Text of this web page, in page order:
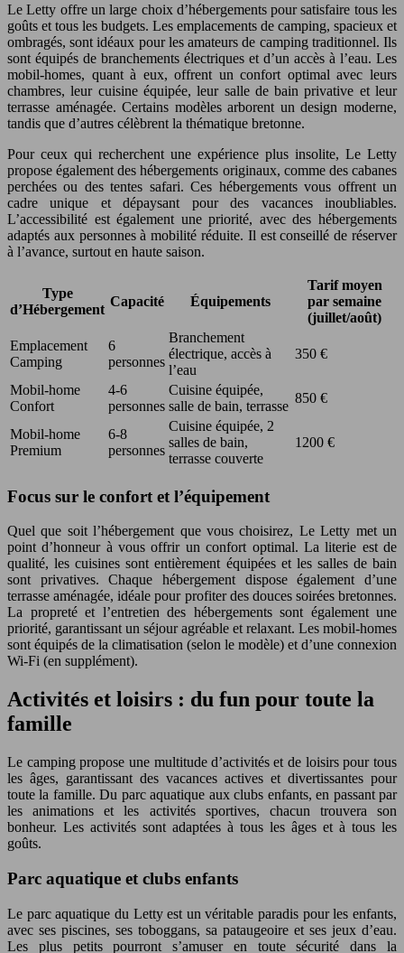
Le Letty offre un large choix d’hébergements pour satisfaire tous les
goûts et tous les budgets. Les emplacements de camping, spacieux et
ombragés, sont idéaux pour les amateurs de camping traditionnel. Ils
sont équipés de branchements électriques et d’un accès à l’eau. Les
mobil-homes, quant à eux, offrent un confort optimal avec leurs
chambres, leur cuisine équipée, leur salle de bain privative et leur
terrasse aménagée. Certains modèles arborent un design moderne,
tandis que d’autres célèbrent la thématique bretonne.
Pour ceux qui recherchent une expérience plus insolite, Le Letty
propose également des hébergements originaux, comme des cabanes
perchées ou des tentes safari. Ces hébergements vous offrent un
cadre unique et dépaysant pour des vacances inoubliables.
L’accessibilité est également une priorité, avec des hébergements
adaptés aux personnes à mobilité réduite. Il est conseillé de réserver
à l’avance, surtout en haute saison.
Type
d’Hébergement
Capacité Équipements
Tarif moyen
par semaine
(juillet/août)
Emplacement
Camping
6
personnes
Branchement
électrique, accès à
l’eau
350 €
Mobil-home
Confort
4-6
personnes
Cuisine équipée,
salle de bain, terrasse
850 €
Mobil-home
Premium
6-8
personnes
Cuisine équipée, 2
salles de bain,
terrasse couverte
1200 €
Focus sur le confort et l’équipement
Quel que soit l’hébergement que vous choisirez, Le Letty met un
point d’honneur à vous offrir un confort optimal. La literie est de
qualité, les cuisines sont entièrement équipées et les salles de bain
sont privatives. Chaque hébergement dispose également d’une
terrasse aménagée, idéale pour profiter des douces soirées bretonnes.
La propreté et l’entretien des hébergements sont également une
priorité, garantissant un séjour agréable et relaxant. Les mobil-homes
sont équipés de la climatisation (selon le modèle) et d’une connexion
Wi-Fi (en supplément).
Activités et loisirs : du fun pour toute la
famille
Le camping propose une multitude d’activités et de loisirs pour tous
les âges, garantissant des vacances actives et divertissantes pour
toute la famille. Du parc aquatique aux clubs enfants, en passant par
les animations et les activités sportives, chacun trouvera son
bonheur. Les activités sont adaptées à tous les âges et à tous les
goûts.
Parc aquatique et clubs enfants
Le parc aquatique du Letty est un véritable paradis pour les enfants,
avec ses piscines, ses toboggans, sa pataugeoire et ses jeux d’eau.
Les plus petits pourront s’amuser en toute sécurité dans la